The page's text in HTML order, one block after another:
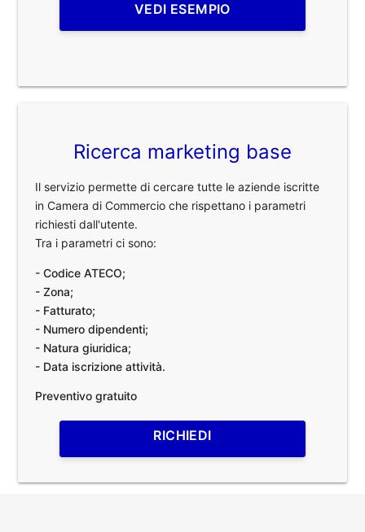
VEDI ESEMPIO
Ricerca marketing base
Il servizio permette di cercare tutte le aziende iscritte
in Camera di Commercio che rispettano i parametri
richiesti dall'utente.
Tra i parametri ci sono:
- Codice ATECO;
- Zona;
- Fatturato;
- Numero dipendenti;
- Natura giuridica;
- Data iscrizione attività.
Preventivo gratuito
RICHIEDI